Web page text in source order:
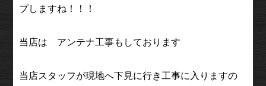
プしますね！！！
当店は アンテナ工事もしております
当店スタッフが現地へ下見に行き工事に入りますの